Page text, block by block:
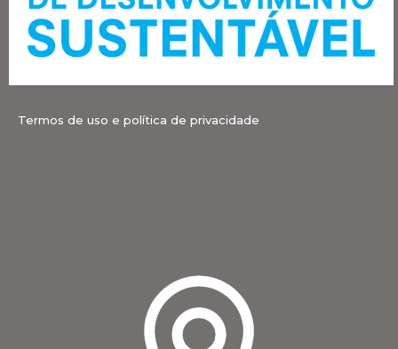
Termos de uso e política de privacidade